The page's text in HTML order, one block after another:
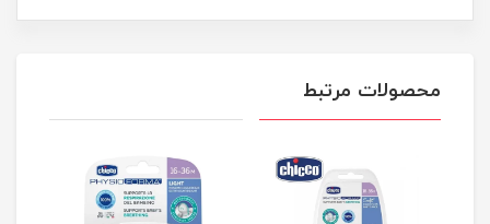
محصولات مرتبط